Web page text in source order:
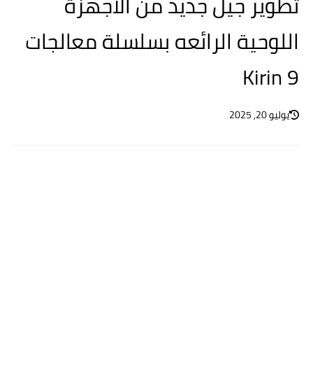
اللوحية الرائعه بسلسلة معالجات
Kirin 9
يوليو 20, 2025